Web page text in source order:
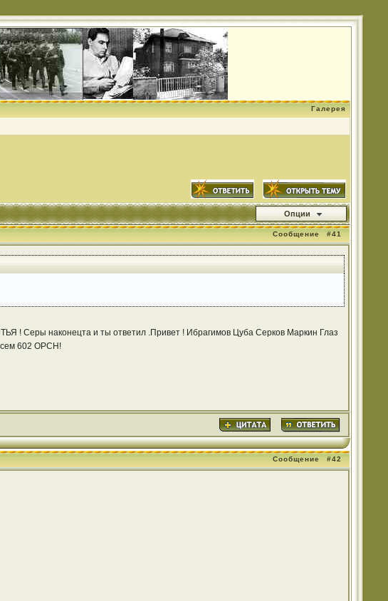
Галерея
Опции
Сообщение #41
Серы наконецта и ты ответил .Привет ! Ибрагимов Цуба Серков Маркин Глаз
602 ОРСН!
Сообщение #42